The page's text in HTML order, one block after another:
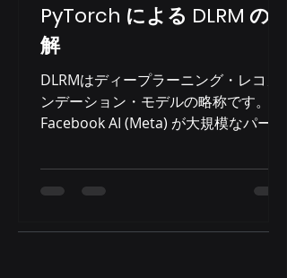
ステムを迅速に理解し、データセンタ
ー運用における連携を確立し、ソリュ
ーションを開発する能力は、競合他社
との差別化要因となっています。この
専門知識と、適応力、そして学ぶ姿勢
が相まって、契約を獲得し、お客様の
続にとって極めて重要な業務を担うこ
とができました。 初期学習曲線: SRE
易ではありませんでした。複
PyTorch による DLRM の理
解
DLRMはディープラーニング・レコメ
ンデーション・モデルの略称です。
Facebook AI (Meta) が大規模なパーソ
ステム向けに開発したニューラルネッ
トワークアーキテクチャです。DLRM
ーションやランキング予測が必要な 実